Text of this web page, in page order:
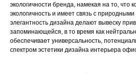
экологичности бренда, намекая на то, что
экологичность и имеет связь с
элегантность дизайна делают вывеску
запоминающейся, в то время как
обеспечивает универсальность,
спектром эстетики дизайна интерьера